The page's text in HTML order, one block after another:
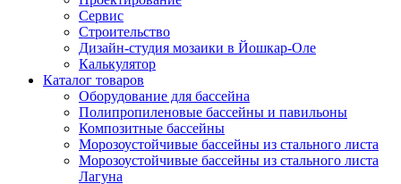
Сервис
Строительство
Дизайн-студия мозаики в Йошкар-Оле
Калькулятор
Каталог товаров
Оборудование для бассейна
Полипропиленовые бассейны и павильоны
Композитные бассейны
Морозоустойчивые бассейны из стального листа
Морозоустойчивые бассейны из стального листа
Лагуна